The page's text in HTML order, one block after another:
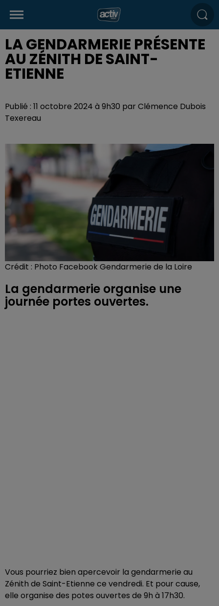
LA GENDARMERIE PRÉSENTE
AU ZÉNITH DE SAINT-
ETIENNE
Publié : 11 octobre 2024 à 9h30 par Clémence Dubois
Texereau
Crédit : Photo Facebook Gendarmerie de la Loire
La gendarmerie organise une
journée portes ouvertes.
Vous pourriez bien apercevoir la gendarmerie au
Zénith de Saint-Etienne ce vendredi. Et pour cause,
elle organise des potes ouvertes de 9h à 17h30.